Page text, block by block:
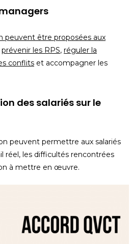
peuvent être proposées aux
prévenir les RPS, réguler la
conflits et accompagner les
des salariés sur le
peuvent permettre aux salariés
réel, les difficultés rencontrées
à mettre en œuvre.